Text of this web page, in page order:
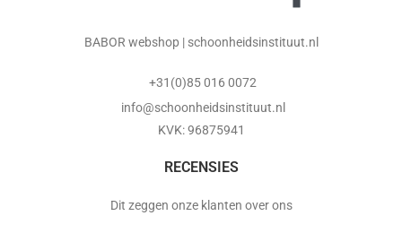
BABOR webshop | schoonheidsinstituut.nl
+31(0)85 016 0072
info@schoonheidsinstituut.nl
KVK: 96875941
RECENSIES
Dit zeggen onze klanten over ons